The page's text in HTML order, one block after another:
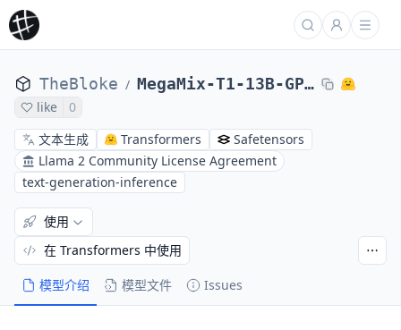
TheBloke / MegaMix-T1-13B-GPTQ
like
0
文本生成
Transformers
Safetensors
Llama 2 Community License Agreement
text-generation-inference
模型介绍 模型文件 Issues
使用
在 Transformers 中使用